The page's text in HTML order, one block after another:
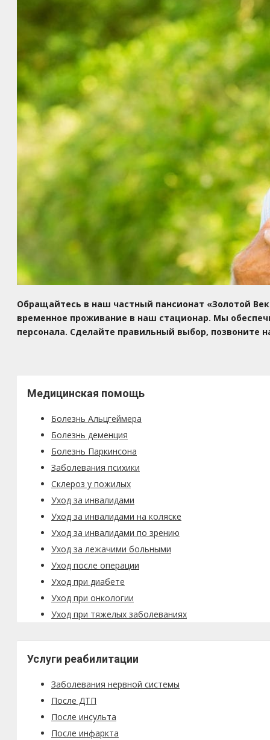
Обращайтесь в наш частный пансионат «Золотой
временное проживание в наш стационар. Мы
персонала. Сделайте правильный выбор, позвоните
Медицинская помощь
Болезнь Альцгеймера
Болезнь деменция
Болезнь Паркинсона
Заболевания психики
Склероз у пожилых
Уход за инвалидами
Уход за инвалидами на коляске
Уход за инвалидами по зрению
Уход за лежачими больными
Уход после операции
Уход при диабете
Уход при онкологии
Уход при тяжелых заболеваниях
Услуги реабилитации
Заболевания нервной системы
После ДТП
После инсульта
После инфаркта